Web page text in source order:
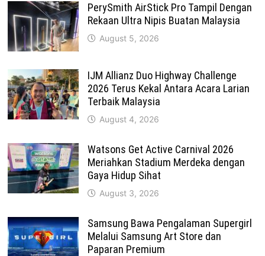
PerySmith AirStick Pro Tampil Dengan
Rekaan Ultra Nipis Buatan Malaysia
August 5, 2026
IJM Allianz Duo Highway Challenge
2026 Terus Kekal Antara Acara Larian
Terbaik Malaysia
August 4, 2026
Watsons Get Active Carnival 2026
Meriahkan Stadium Merdeka dengan
Gaya Hidup Sihat
August 3, 2026
Samsung Bawa Pengalaman Supergirl
Melalui Samsung Art Store dan
Paparan Premium